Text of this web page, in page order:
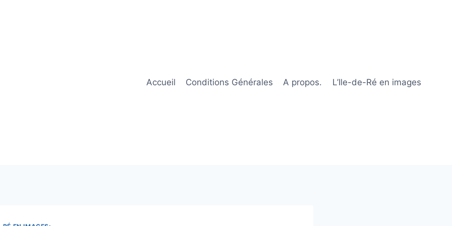
Accueil Conditions Générales A propos. L’Ile-de-Ré en images